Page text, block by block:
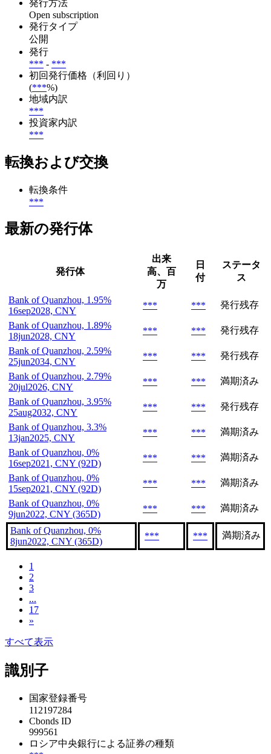
発行方法
Open subscription
発行タイプ
公開
発行
*** - ***
初回発行価格（利回り）
(***%)
地域内訳
***
投資家内訳
***
転換および交換
転換条件
***
最新の発行体
発行体
出来
高、百
万
日
付
ステータ
ス
Bank of Quanzhou, 1.95%
16sep2028, CNY
*** ***
発行残存
Bank of Quanzhou, 1.89%
18jun2028, CNY
*** ***
発行残存
Bank of Quanzhou, 2.59%
25jun2034, CNY
*** ***
発行残存
Bank of Quanzhou, 2.79%
20jul2026, CNY
*** ***
満期済み
Bank of Quanzhou, 3.95%
25aug2032, CNY
*** ***
発行残存
Bank of Quanzhou, 3.3%
13jan2025, CNY
*** ***
満期済み
Bank of Quanzhou, 0%
16sep2021, CNY (92D)
*** ***
満期済み
Bank of Quanzhou, 0%
15sep2021, CNY (92D)
*** ***
満期済み
Bank of Quanzhou, 0%
9jun2022, CNY (365D)
*** *** 満期済み
Bank of Quanzhou, 0%
8jun2022, CNY (365D)
*** *** 満期済み
1
2
3
...
17
»
すべて表示
識別子
国家登録番号
112197284
Cbonds ID
999561
ロシア中央銀行による証券の種類